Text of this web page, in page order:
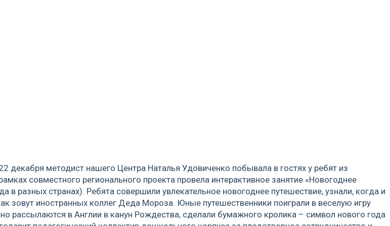
декабря методист нашего Центра Наталья Удовиченко побывала в гостях у ребят из
совместного регионального проекта провела интерактивное занятие «Новогоднее
разных странах). Ребята совершили увлекательное новогоднее путешествие, узнали, когда и
зовут иностранных коллег Деда Мороза. Юные путешественники поиграли в веселую игру
рассылаются в Англии в канун Рождества, сделали бумажного кролика – символ нового года